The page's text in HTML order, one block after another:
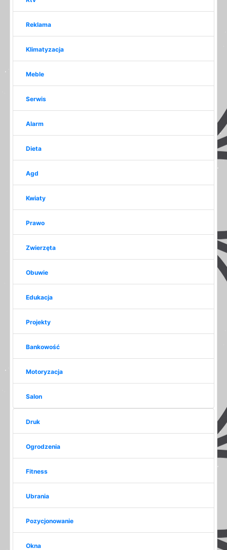
Reklama
Klimatyzacja
Meble
Serwis
Alarm
Dieta
Agd
Kwiaty
Prawo
Zwierzęta
Obuwie
Edukacja
Projekty
Bankowość
Motoryzacja
Salon
Druk
Ogrodzenia
Fitness
Ubrania
Pozycjonowanie
Okna